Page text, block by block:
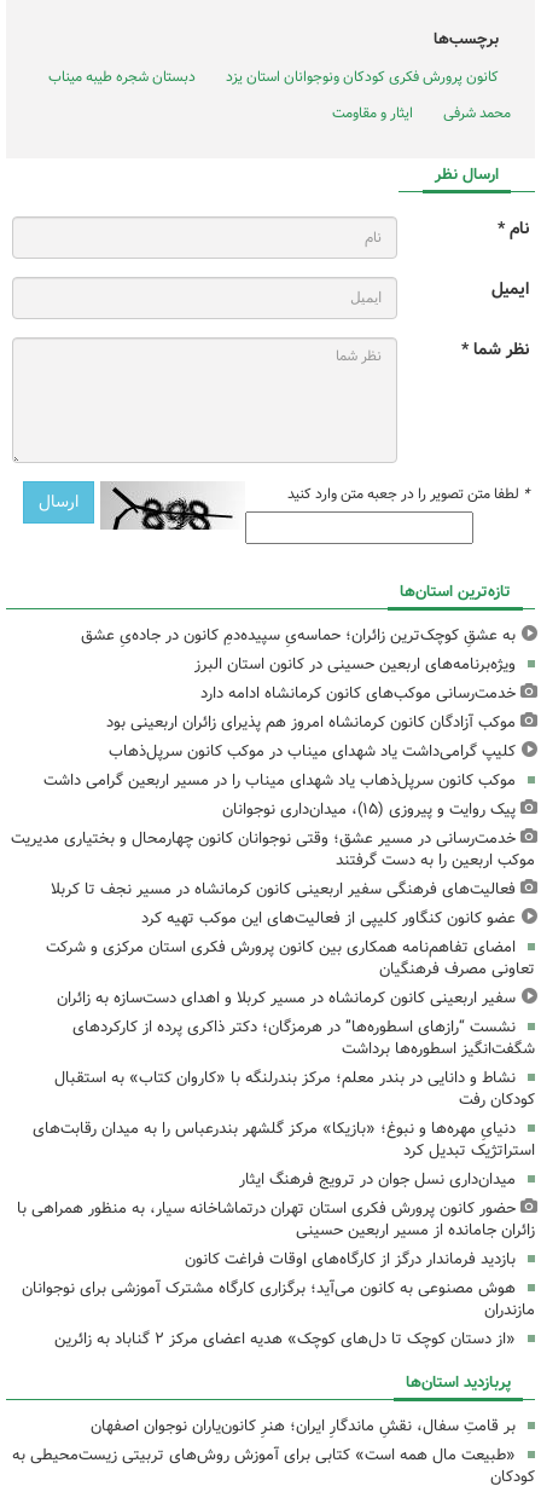
برچسب‌ها
کانون پرورش فکری کودکان ونوجوانان استان یزد
دبستان شجره طیبه میناب
محمد شرفی
ایثار و مقاومت
ارسال نظر
نام *
ایمیل
نظر شما *
* لطفا متن تصویر را در جعبه متن وارد کنید
تازه‌ترین استان‌ها
به عشقِ کوچک‌ترین زائران؛ حماسه‌یِ سپیده‌دمِ کانون در جاده‌یِ عشق
ویژه‌برنامه‌های اربعین حسینی در کانون استان البرز
خدمت‌رسانی موکب‌های کانون کرمانشاه ادامه دارد
موکب آزادگان کانون کرمانشاه امروز هم پذیرای زائران اربعینی بود
کلیپ گرامی‌داشت یاد شهدای میناب در موکب کانون سرپل‌ذهاب
موکب کانون سرپل‌ذهاب یاد شهدای میناب را در مسیر اربعین گرامی داشت
پیک روایت و پیروزی (۱۵)، میدان‌داری نوجوانان
خدمت‌رسانی در مسیر عشق؛ وقتی نوجوانان کانون چهارمحال و بختیاری مدیریت
موکب اربعین را به دست گرفتند
فعالیت‌های فرهنگی سفیر اربعینی کانون کرمانشاه در مسیر نجف تا کربلا
عضو کانون کنگاور کلیپی از فعالیت‌های این موکب تهیه کرد
امضای تفاهم‌نامه همکاری بین کانون پرورش فکری استان مرکزی و شرکت
تعاونی مصرف فرهنگیان
سفیر اربعینی کانون کرمانشاه در مسیر کربلا و اهدای دست‌سازه به زائران
نشست “رازهای اسطوره‌ها” در هرمزگان؛ دکتر ذاکری پرده از کارکردهای
شگفت‌انگیز اسطوره‌ها برداشت
نشاط و دانایی در بندر معلم؛ مرکز بندرلنگه با «کاروان کتاب» به استقبال
کودکان رفت
دنیایِ مهره‌ها و نبوغ؛ «بازیکا» مرکز گلشهر بندرعباس را به میدان رقابت‌های
استراتژیک تبدیل کرد
میدان‌داری نسل جوان در ترویج فرهنگ ایثار
حضور کانون پرورش فکری استان تهران درتماشاخانه سیار، به منظور همراهی با
زائران جامانده از مسیر اربعین حسینی
بازدید فرماندار درگز از کارگاه‌های اوقات فراغت کانون
هوش مصنوعی به کانون می‌آید؛ برگزاری کارگاه مشترک آموزشی برای نوجوانان
مازندران
«از دستان کوچک تا دل‌های کوچک» هدیه اعضای مرکز ۲ گناباد به زائرین
پربازدید استان‌ها
بر قامتِ سفال، نقشِ ماندگارِ ایران؛ هنرِ کانون‌یاران نوجوان اصفهان
«طبیعت مال همه است» کتابی برای آموزش روش‌های تربیتی زیست‌محیطی به
کودکان